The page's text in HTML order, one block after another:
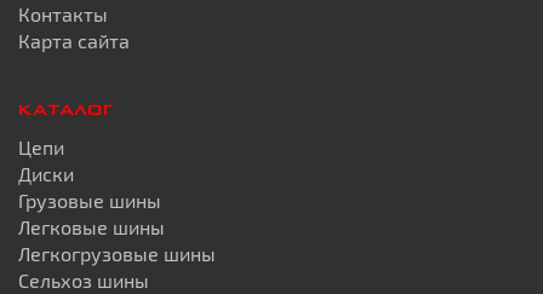
Контакты
Карта сайта
КАТАЛОГ
Цепи
Диски
Грузовые шины
Легковые шины
Легкогрузовые шины
Сельхоз шины